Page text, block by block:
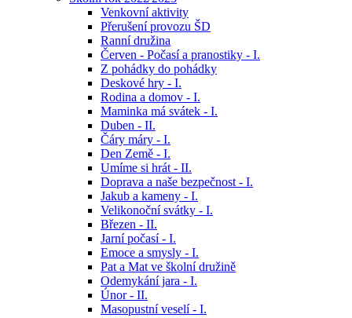
Venkovní aktivity
Přerušení provozu ŠD
Ranní družina
Červen - Počasí a pranostiky - I.
Z pohádky do pohádky
Deskové hry - I.
Rodina a domov - I.
Maminka má svátek - I.
Duben - II.
Čáry máry - I.
Den Země - I.
Umíme si hrát - II.
Doprava a naše bezpečnost - I.
Jakub a kameny - I.
Velikonoční svátky - I.
Březen - II.
Jarní počasí - I.
Emoce a smysly - I.
Pat a Mat ve školní družině
Odemykání jara - I.
Únor - II.
Masopustní veselí - I.